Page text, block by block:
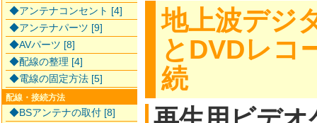
地上波デジ
とDVDレコ
続
◆アンテナコンセント [4]
◆アンテナパーツ [9]
◆AVパーツ [8]
◆配線の整理 [4]
◆電線の固定方法 [5]
配線・接続方法
◆BSアンテナの取付 [8]